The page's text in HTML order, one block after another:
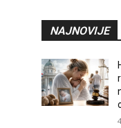
NAJNOVIJE